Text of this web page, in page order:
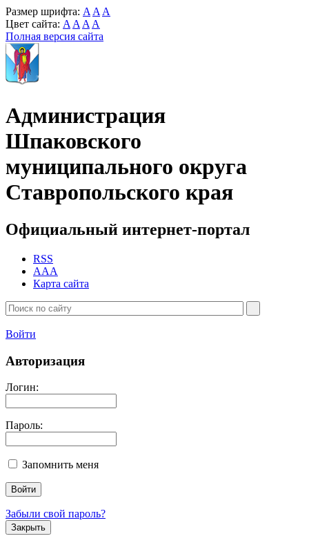
Размер шрифта: A A A
Цвет сайта: A A A A
Полная версия сайта
Администрация
Шпаковского
муниципального округа
Ставропольского края
Официальный интернет-портал
RSS
AAA
Карта сайта
Войти
Авторизация
Логин:
Пароль:
Запомнить меня
Забыли свой пароль?
Закрыть